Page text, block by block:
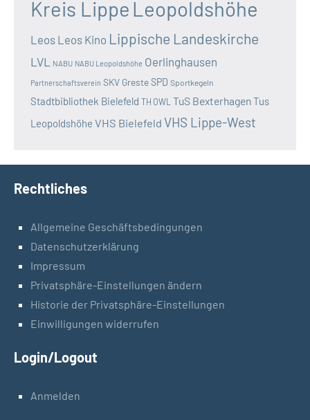
Kreis Lippe Leopoldshöhe
Leos Leos Kino Lippische Landeskirche
LVL NABU NABU Leopoldshöhe Oerlinghausen
Partnerschaftsverein SKV GresteSPD Sportkegeln
Stadtbibliothek Bielefeld TH OWL TuS BexterhagenTus
Leopoldshöhe VHS Bielefeld VHS Lippe-West
Rechtliches
Allgemeine Geschäftsbedingungen
Datenschutzerklärung
Impressum
Privatsphäre-Einstellungen ändern
Historie der Privatsphäre-Einstellungen
Einwilligungen widerrufen
Login/Logout
Anmelden